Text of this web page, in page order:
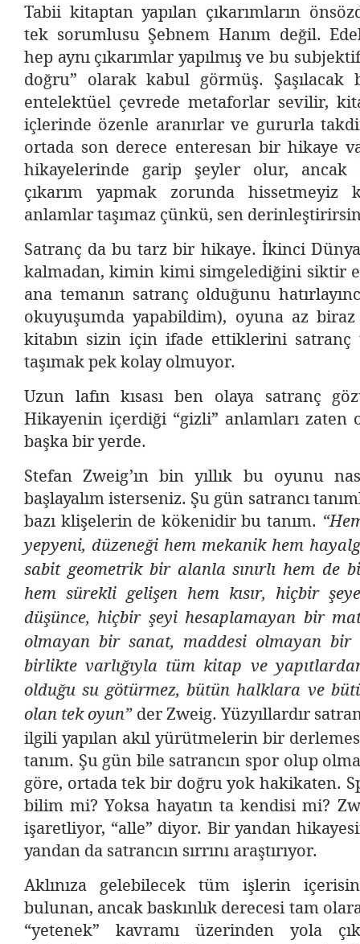
Tabii kitaptan yapılan çıkarımların
tek sorumlusu Şebnem Hanım değil.
hep aynı çıkarımlar yapılmış ve bu
doğru” olarak kabul görmüş.
entelektüel çevrede metaforlar sevilir,
içlerinde özenle aranırlar ve gururla
ortada son derece enteresan bir hikaye
hikayelerinde garip şeyler olur,
çıkarım yapmak zorunda hissetmeyiz
anlamlar taşımaz çünkü, sen
Satranç da bu tarz bir hikaye. İkinci Dünya
kalmadan, kimin kimi simgelediğini siktir
ana temanın satranç olduğunu
okuyuşumda yapabildim), oyuna az
kitabın sizin için ifade ettiklerini satranç
taşımak pek kolay olmuyor.
Uzun lafın kısası ben olaya satranç
Hikayenin içerdiği “gizli” anlamları zaten
başka bir yerde.
Stefan Zweig’ın bin yıllık bu oyunu
başlayalım isterseniz. Şu gün satrancı
bazı klişelerin de kökenidir bu tanım.
yepyeni, düzeneği hem mekanik hem
sabit geometrik bir alanla sınırlı hem de
hem sürekli gelişen hem kısır, hiçbir
düşünce, hiçbir şeyi hesaplamayan bir
olmayan bir sanat, maddesi olmayan bir
birlikte varlığıyla tüm kitap ve
olduğu su götürmez, bütün halklara ve
olan tek oyun”der Zweig. Yüzyıllardır
ilgili yapılan akıl yürütmelerin bir
tanım. Şu gün bile satrancın spor olup
göre, ortada tek bir doğru yok hakikaten.
bilim mi? Yoksa hayatın ta kendisi mi?
işaretliyor, “alle” diyor. Bir yandan
yandan da satrancın sırrını araştırıyor.
Aklınıza gelebilecek tüm işlerin
bulunan, ancak baskınlık derecesi tam
“yetenek” kavramı üzerinden yola